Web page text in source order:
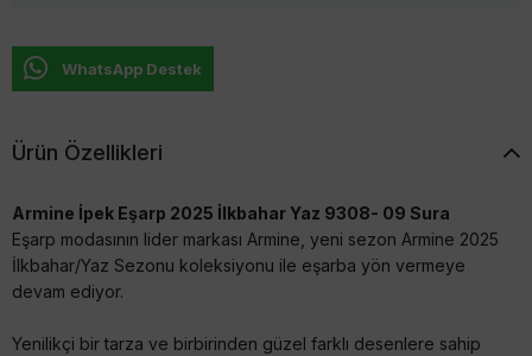
WhatsApp Destek
Ürün Özellikleri
Armine İpek Eşarp 2025 İlkbahar Yaz 9308- 09 Sura
Eşarp modasının lider markası Armine, yeni sezon Armine 2025
İlkbahar/Yaz Sezonu koleksiyonu ile eşarba yön vermeye
devam ediyor.
Yenilikçi bir tarza ve birbirinden güzel farklı desenlere sahip